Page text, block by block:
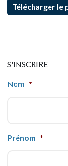
Télécharger le
S'INSCRIRE
Nom *
Prénom *